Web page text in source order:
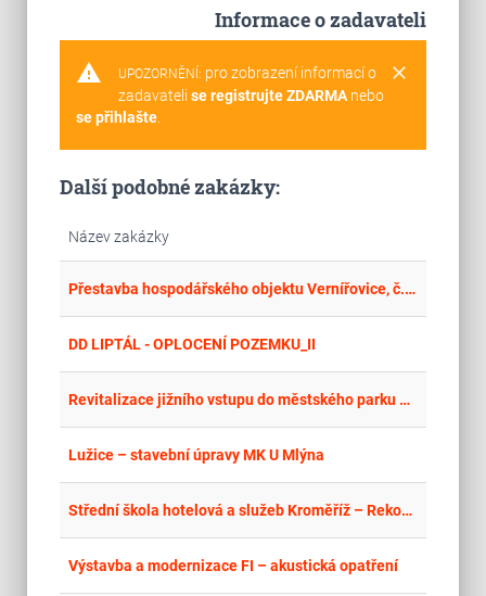
Informace o zadavateli
warning clear
UPOZORNĚNÍ: pro zobrazení informací o
zadavateli se registrujte ZDARMAnebo
se přihlašte.
Další podobné zakázky:
Název zakázky
Přestavba hospodářského objektu Vernířovice, č.p. 224 – rekonstrukce střechy
DD LIPTÁL - OPLOCENÍ POZEMKU_II
Revitalizace jižního vstupu do městského parku Planá
Lužice – stavební úpravy MK U Mlýna
Střední škola hotelová a služeb Kroměříž – Rekonstrukce budovy A
Výstavba a modernizace FI – akustická opatření